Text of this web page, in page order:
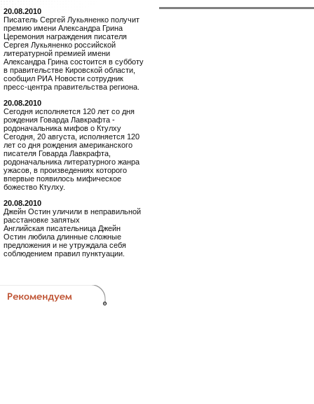
20.08.2010
Писатель Сергей Лукьяненко получит
премию имени Александра Грина
Церемония награждения писателя
Сергея Лукьяненко российской
литературной премией имени
Александра Грина состоится в субботу
в правительстве Кировской области,
сообщил РИА Новости сотрудник
пресс-центра правительства региона.
20.08.2010
Сегодня исполняется 120 лет со дня
рождения Говарда Лавкрафта -
родоначальника мифов о Ктулху
Сегодня, 20 августа, исполняется 120
лет со дня рождения американского
писателя Говарда Лавкрафта,
родоначальника литературного жанра
ужасов, в произведениях которого
впервые появилось мифическое
божество Ктулху.
20.08.2010
Джейн Остин уличили в неправильной
расстановке запятых
Английская писательница Джейн
Остин любила длинные сложные
предложения и не утруждала себя
соблюдением правил пунктуации.